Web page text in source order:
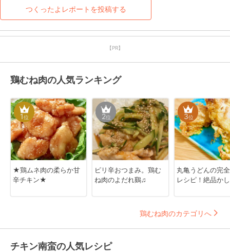
つくったよレポートを投稿する
【PR】
鶏むね肉の人気ランキング
1位
★鶏ムネ肉の柔らか甘
辛チキン★
2位
ピリ辛おつまみ。鶏む
ね肉のよだれ鷄♫
3位
丸亀うどんの完
レシピ！絶品か
鶏むね肉のカテゴリへ
チキン南蛮の人気レシピ